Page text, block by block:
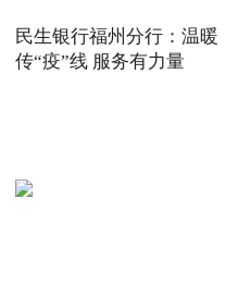
民生银行福州分行：温暖
传“疫”线 服务有力量